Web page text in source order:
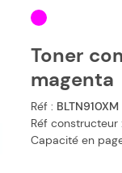
Toner
magenta
Réf : BLTN910XM
Réf constructeur :
Capacité en